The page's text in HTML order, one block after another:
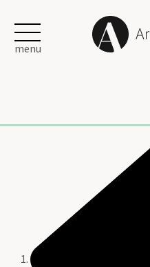
menu